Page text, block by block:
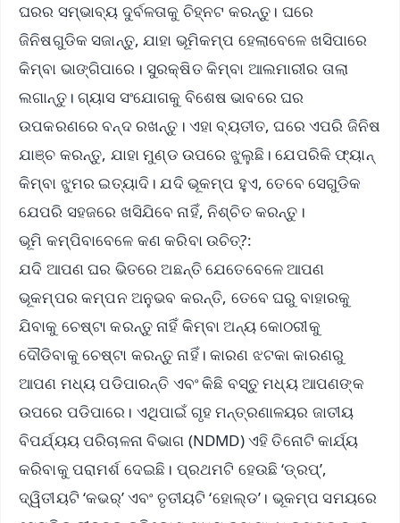
ଘରର ସମ୍ଭାବ୍ୟ ଦୁର୍ବଳତାକୁ ଚିହ୍ନଟ କରନ୍ତୁ। ଘରେ
ଜିନିଷଗୁଡିକ ସଜାନ୍ତୁ, ଯାହା ଭୂମିକମ୍ପ ହେଲାବେଳେ ଖସିପାରେ
କିମ୍ବା ଭାଙ୍ଗିପାରେ। ସୁରକ୍ଷିତ କିମ୍ବା ଆଲମାରୀର ତାଲା
ଲଗାନ୍ତୁ। ଗ୍ୟାସ ସଂଯୋଗକୁ ବିଶେଷ ଭାବରେ ଘର
ଉପକରଣରେ ବନ୍ଦ ରଖନ୍ତୁ। ଏହା ବ୍ୟତୀତ, ଘରେ ଏପରି ଜିନିଷ
ଯାଞ୍ଚ କରନ୍ତୁ, ଯାହା ମୁଣ୍ଡ ଉପରେ ଝୁଲୁଛି। ଯେପରିକି ଫ୍ୟାନ୍
କିମ୍ବା ଝୁମର ଇତ୍ୟାଦି। ଯଦି ଭୂକମ୍ପ ହୁଏ, ତେବେ ସେଗୁଡିକ
ଯେପରି ସହଜରେ ଖସିଯିବେ ନାହିଁ, ନିଶ୍ଚିତ କରନ୍ତୁ।
ଭୂମି କମ୍ପିବାବେଳେ କଣ କରିବା ଉଚିତ୍?:
ଯଦି ଆପଣ ଘର ଭିତରେ ଅଛନ୍ତି ଯେତେବେଳେ ଆପଣ
ଭୂକମ୍ପର କମ୍ପନ ଅନୁଭବ କରନ୍ତି, ତେବେ ଘରୁ ବାହାରକୁ
ଯିବାକୁ ଚେଷ୍ଟା କରନ୍ତୁ ନାହିଁ କିମ୍ବା ଅନ୍ୟ କୋଠରୀକୁ
ଦୌଡିବାକୁ ଚେଷ୍ଟା କରନ୍ତୁ ନାହିଁ। କାରଣ ଝଟକା କାରଣରୁ
ଆପଣ ମଧ୍ୟ ପଡିପାରନ୍ତି ଏବଂ କିଛି ବସ୍ତୁ ମଧ୍ୟ ଆପଣଙ୍କ
ଉପରେ ପଡିପାରେ। ଏଥିପାଇଁ ଗୃହ ମନ୍ତ୍ରଣାଳୟର ଜାତୀୟ
ବିପର୍ଯ୍ୟୟ ପରିଚାଳନା ବିଭାଗ (NDMD) ଏହି ତିନୋଟି କାର୍ଯ୍ୟ
କରିବାକୁ ପରାମର୍ଶ ଦେଇଛି। ପ୍ରଥମଟି ହେଉଛି ‘ଡ୍ରପ୍’,
ଦ୍ୱିତୀୟଟି ‘କଭର୍’ ଏବଂ ତୃତୀୟଟି ‘ହୋଲ୍ଡ’। ଭୂକମ୍ପ ସମୟରେ